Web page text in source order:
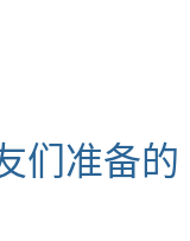
们准备的